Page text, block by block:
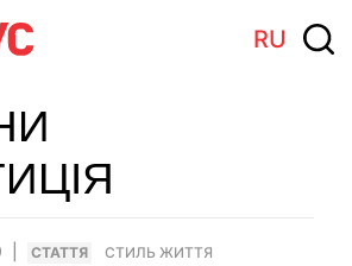
RU
СТАТТЯ СТИЛЬ ЖИТТЯ